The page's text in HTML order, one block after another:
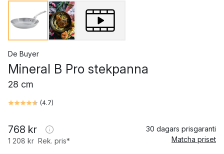
De Buyer
Mineral B Pro stekpanna
28 cm
(4.7)
768 kr
1 208 kr Rek. pris*
30 dagars prisgaranti
Matcha priset